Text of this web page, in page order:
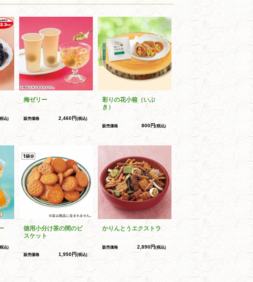
込)
梅ゼリー
販売価格 2,460円(税込)
彩りの花小箱（いぶ
き）
販売価格 800円(税込)
込)
徳用小分け茶の間のビ
スケット
販売価格 1,950円(税込)
かりんとうエクストラ
販売価格 2,890円(税込)